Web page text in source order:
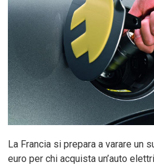
La Francia si prepara a varare un
euro per chi acquista un’auto